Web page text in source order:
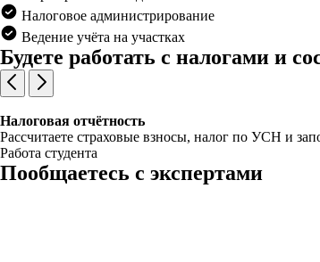
Налоговое администрирование
Ведение учёта на участках
Будете работать с налогами и
Налоговая отчётность
Рассчитаете страховые взносы, налог по УСН и
Работа студента
Пообщаетесь с экспертами